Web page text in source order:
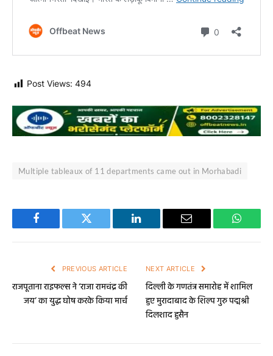
Post Views: 494
Multiple tableaux of 11 departments came out in Morhabadi
Facebook Twitter LinkedIn Email
PREVIOUS ARTICLE
राजपूताना राइफल्स ने ‘राजा रामचंद्र की
जय’ का युद्ध घोष करके किया मार्च
NEXT ARTICLE
दिल्ली के गणतंत्र समारोह में शामिल
हुए मुरादाबाद के शिल्प गुरु पद्मश्री
दिलशाद हुसैन